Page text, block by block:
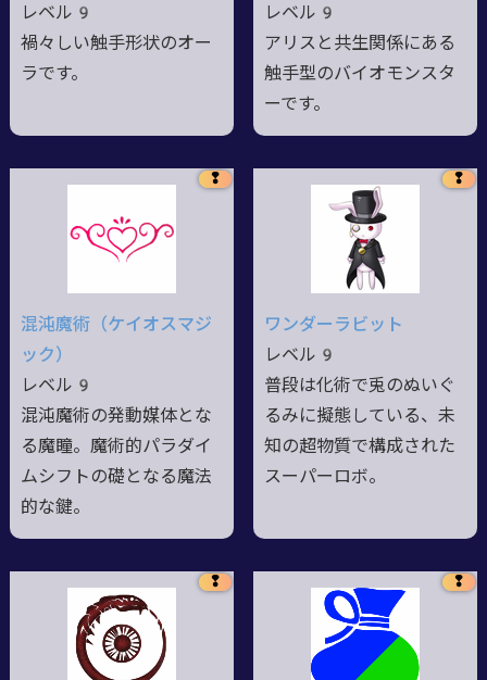
レベル9
禍々しい触手形状のオー
ラです。
レベル9
アリスと共生関係にある
触手型のバイオモンスタ
ーです。
❢
混沌魔術（ケイオスマジ
ック）
レベル9
混沌魔術の発動媒体とな
る魔瞳。魔術的パラダイ
ムシフトの礎となる魔法
的な鍵。
❢
ワンダーラビット
レベル9
普段は化術で兎のぬいぐ
るみに擬態している、未
知の超物質で構成された
スーパーロボ。
❢ ❢